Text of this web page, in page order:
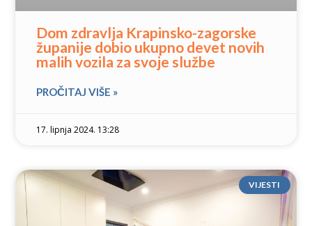
Dom zdravlja Krapinsko-zagorske
županije dobio ukupno devet novih
malih vozila za svoje službe
PROČITAJ VIŠE »
17. lipnja 2024. 13:28
VIJESTI